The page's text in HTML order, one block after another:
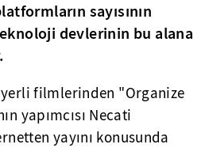
sayısının
devlerinin bu alana
filmlerinden "Organize
yapımcısı Necati
yayını konusunda